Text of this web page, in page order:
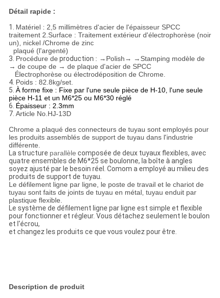
Détail rapide :
1. Matériel : 2,5 millimètres d'acier de l'épaisseur SPCC
traitement 2.Surface : Traitement extérieur d'électrophorèse (noir
un), nickel /Chrome de zinc
plaqué (l'argenté)
3. Procédure de production : →Polish→ →Stamping modèle de
→ de coupe de → de plaque d'acier de SPCC
Électrophorèse ou électrodéposition de Chrome.
4. Poids : 82.8kg/set.
5. À forme fixe : Fixe par l'une seule pièce de H-10, l'une seule
pièce H-11 et un M6*25 ou M6*30 réglé
6. Épaisseur : 2.3mm
7. Article No.HJ-13D
Chrome a plaqué des connecteurs de tuyau sont employés pour
les produits assemblés de support de tuyau dans l'industrie
différente.
La structure parallèle composée de deux tuyaux flexibles, avec
quatre ensembles de M6*25 se boulonne, la boîte à angles
soyez ajusté par le besoin réel. Comom a employé au milieu des
produits de support de tuyau.
Le défilement ligne par ligne, le poste de travail et le chariot de
tuyau sont faits de joints de tuyau en métal, tuyau enduit par
plastique flexible.
Le système de défilement ligne par ligne est simple et flexible
pour fonctionner et régleur. Vous détachez seulement le boulon
et l'écrou,
et changez les produits ce que vous voulez pour être.
Description de produit